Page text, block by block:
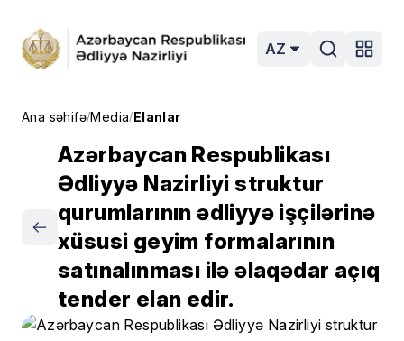
AZ
Ana səhifə/Media/Elanlar
Azərbaycan Respublikası
Ədliyyə Nazirliyi struktur
qurumlarının ədliyyə işçilərinə
xüsusi geyim formalarının
satınalınması ilə əlaqədar açıq
tender elan edir.